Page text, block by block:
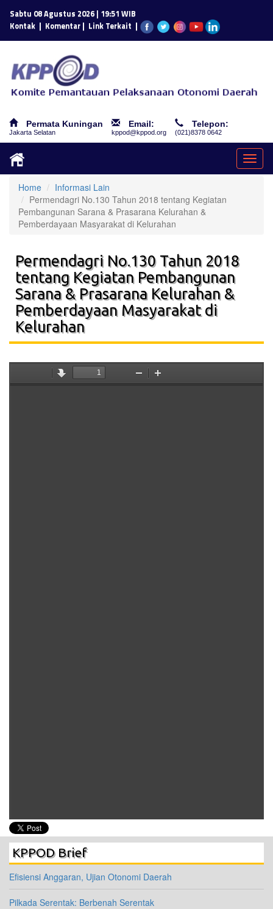
Sabtu 08 Agustus 2026 | 19:51 WIB
Kontak | Komentar | Link Terkait |
Permata Kuningan
Jakarta Selatan
Email:
kppod@kppod.org
Telepon:
(021)8378 0642
Home
Informasi Lain
Permendagri No.130 Tahun 2018 tentang Kegiatan
Pembangunan Sarana & Prasarana Kelurahan &
Pemberdayaan Masyarakat di Kelurahan
Permendagri No.130 Tahun 2018
tentang Kegiatan Pembangunan
Sarana & Prasarana Kelurahan &
Pemberdayaan Masyarakat di
Kelurahan
KPPOD Brief
Efisiensi Anggaran, Ujian Otonomi Daerah
Pilkada Serentak: Berbenah Serentak